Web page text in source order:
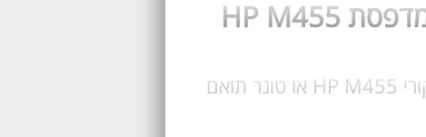
קנו עכשיו טונר עבור HP Color LaserJet Enterprise M455 בחרו טונר מקורי HP M455 או טונר תואם